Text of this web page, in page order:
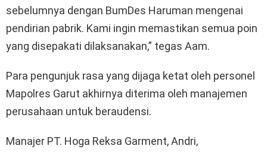
sebelumnya dengan BumDes Haruman mengenai
pendirian pabrik. Kami ingin memastikan semua poin
yang disepakati dilaksanakan,” tegas Aam.
Para pengunjuk rasa yang dijaga ketat oleh personel
Mapolres Garut akhirnya diterima oleh manajemen
perusahaan untuk beraudensi.
Manajer PT. Hoga Reksa Garment, Andri,